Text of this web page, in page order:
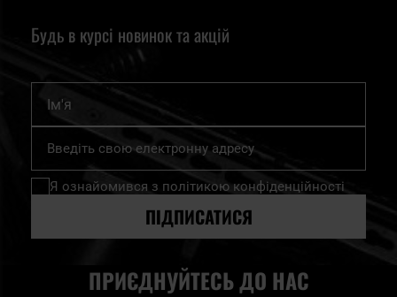
Будь в курсі новинок та акцій
Підпишіться
нашу
розсилку
Я ознайомився з політикою конфіденційності
ПІДПИСАТИСЯ
ПРИЄДНУЙТЕСЬ ДО НАС